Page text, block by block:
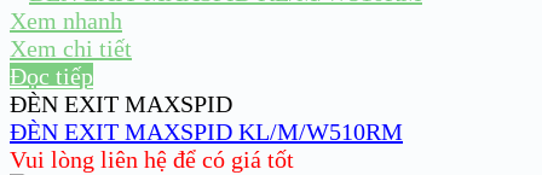
Xem nhanh
Xem chi tiết
Đọc tiếp
ĐÈN EXIT MAXSPID
ĐÈN EXIT MAXSPID KL/M/W510RM
Vui lòng liên hệ để có giá tốt